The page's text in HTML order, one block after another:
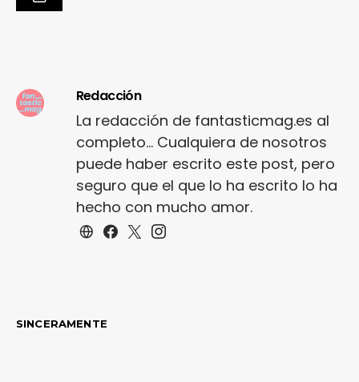
Redacción
La redacción de fantasticmag.es al
completo... Cualquiera de nosotros
puede haber escrito este post, pero
seguro que el que lo ha escrito lo ha
hecho con mucho amor.
SINCERAMENTE